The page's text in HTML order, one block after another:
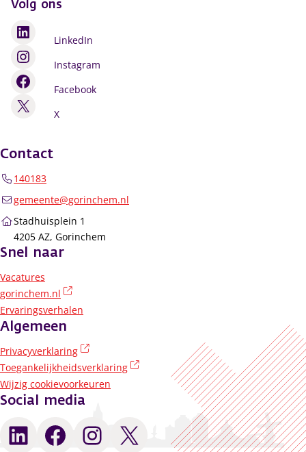
Volg ons
LinkedIn
Instagram
Facebook
X
Contact
140183
gemeente@gorinchem.nl
Stadhuisplein 1
4205 AZ, Gorinchem
Snel naar
Vacatures
gorinchem.nl
Ervaringsverhalen
Algemeen
Privacyverklaring
Toegankelijkheidsverklaring
(externe link)
Wijzig cookievoorkeuren
Social media
LinkedIn Facebook Instagram X